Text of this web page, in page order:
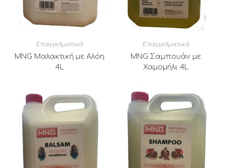
Επαγγελματικά
MNG Μαλακτική με Αλόη
4L
Επαγγελματικά
MNG Σαμπουάν με
Χαμομήλι 4L